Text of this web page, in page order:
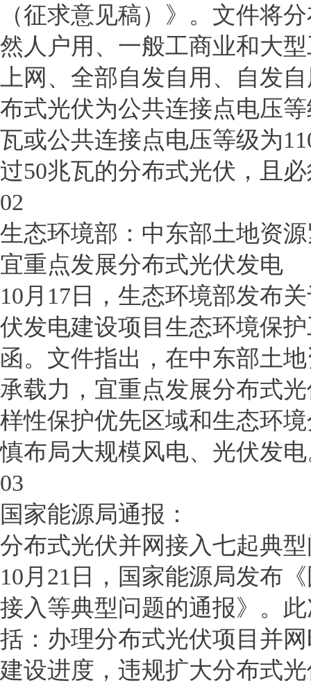
（征求意见稿）》。文件将
然人户用、一般工商业和大
上网、全部自发自用、自发
布式光伏为公共连接点电压
瓦或公共连接点电压等级为
过50兆瓦的分布式光伏，且
02
生态环境部：中东部土地资
宜重点发展分布式光伏发电
10月17日，生态环境部发布
伏发电建设项目生态环境保
函。文件指出，在中东部土
承载力，宜重点发展分布式
样性保护优先区域和生态环
慎布局大规模风电、光伏发
03
国家能源局通报：
分布式光伏并网接入七起典
10月21日，国家能源局发布
接入等典型问题的通报》。
括：办理分布式光伏项目并
建设进度，违规扩大分布式